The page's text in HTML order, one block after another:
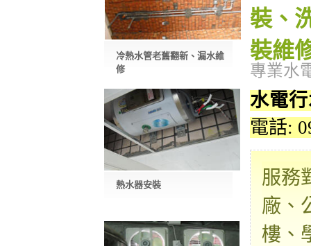
冷熱水管老舊翻新、漏水維
修
熱水器安裝
裝、
裝維
專業水
水電
電話:
服務
廠、
樓、